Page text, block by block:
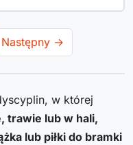
Następny →
w której
trawie lub w hali,
lub piłki do bramki